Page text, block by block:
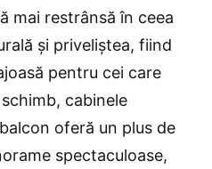
mai restrânsă în ceea
și priveliștea, fiind
pentru cei care
cabinele
oferă un plus de
spectaculoase,